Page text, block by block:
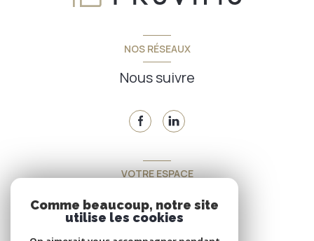
NOS RÉSEAUX
Nous suivre
VOTRE ESPACE
Espace propriétaire
Comme beaucoup, notre site
utilise les cookies